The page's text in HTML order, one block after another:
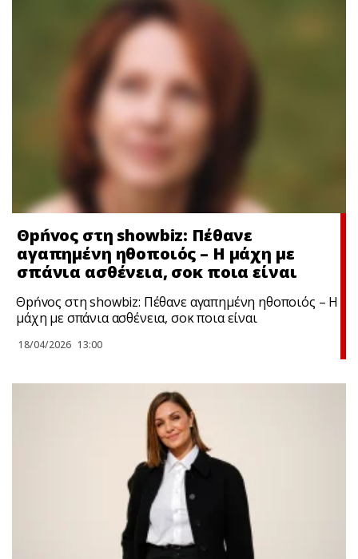
Θpńvoς στη showbiz: Πέθανε
αγαπημένη ηθοποιός – Η μάχη με
σπάνια ασθένεια, σoκ ποια είναι
Θpńvoς στη showbiz: Πέθανε αγαπημένη ηθοποιός – Η
μάχη με σπάνια ασθένεια, σoκ ποια είναι
18/04/2026 13:00